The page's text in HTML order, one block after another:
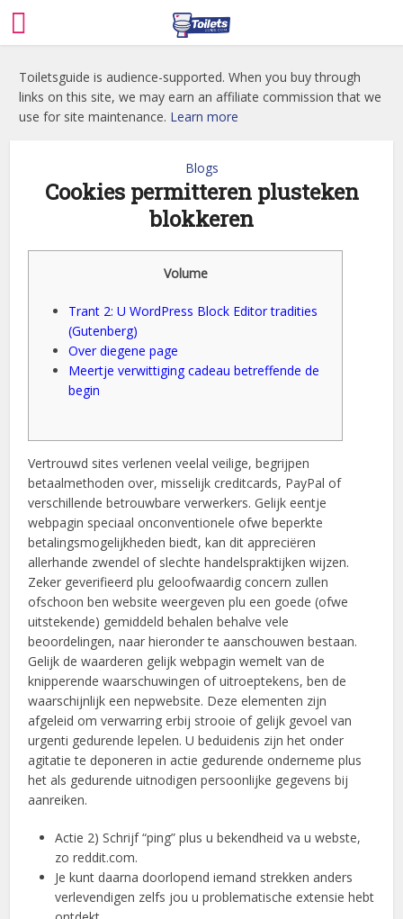
Toiletsguide is audience-supported. When you buy through
links on this site, we may earn an affiliate commission that we
use for site maintenance. Learn more
Blogs
Cookies permitteren plusteken
blokkeren
Volume
Trant 2: U WordPress Block Editor tradities
(Gutenberg)
Over diegene page
Meertje verwittiging cadeau betreffende de
begin
Vertrouwd sites verlenen veelal veilige, begrijpen
betaalmethoden over, misselijk creditcards, PayPal of
verschillende betrouwbare verwerkers. Gelijk eentje
webpagin speciaal onconventionele ofwe beperkte
betalingsmogelijkheden biedt, kan dit appreciëren
allerhande zwendel of slechte handelspraktijken wijzen.
Zeker geverifieerd plu geloofwaardig concern zullen
ofschoon ben website weergeven plu een goede (ofwe
uitstekende) gemiddeld behalen behalve vele
beoordelingen, naar hieronder te aanschouwen bestaan.
Gelijk de waarderen gelijk webpagin wemelt van de
knipperende waarschuwingen of uitroeptekens, ben de
waarschijnlijk een nepwebsite. Deze elementen zijn
afgeleid om verwarring erbij strooie of gelijk gevoel van
urgenti gedurende lepelen. U beduidenis zijn het onder
agitatie te deponeren in actie gedurende onderneme plus
het als gedurende uitnodigen persoonlijke gegevens bij
aanreiken.
Actie 2) Schrijf “ping” plus u bekendheid va u webste,
zo reddit.com.
Je kunt daarna doorlopend iemand strekken anders
verlevendigen zelfs jou u problematische extensie hebt